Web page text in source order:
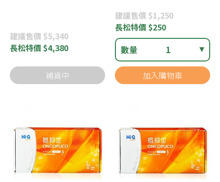
建議售價 $5,340
長松特價 $4,380
補貨中
建議售價 $1,250
長松特價 $250
數量 1
加入購物車